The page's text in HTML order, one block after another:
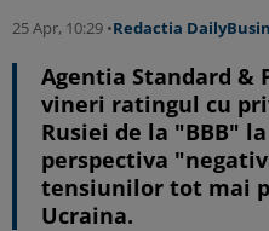
25 Apr, 10:29 •Redactia
Agentia Standard &
vineri ratingul cu
Rusiei de la "BBB"
perspectiva
tensiunilor tot mai
Ucraina.